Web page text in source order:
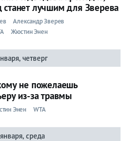
лучшим для Зверева
Александр Зверев
Жюстин Энен
четверг
не пожелаешь
из-за травмы
Энен WTA
среда